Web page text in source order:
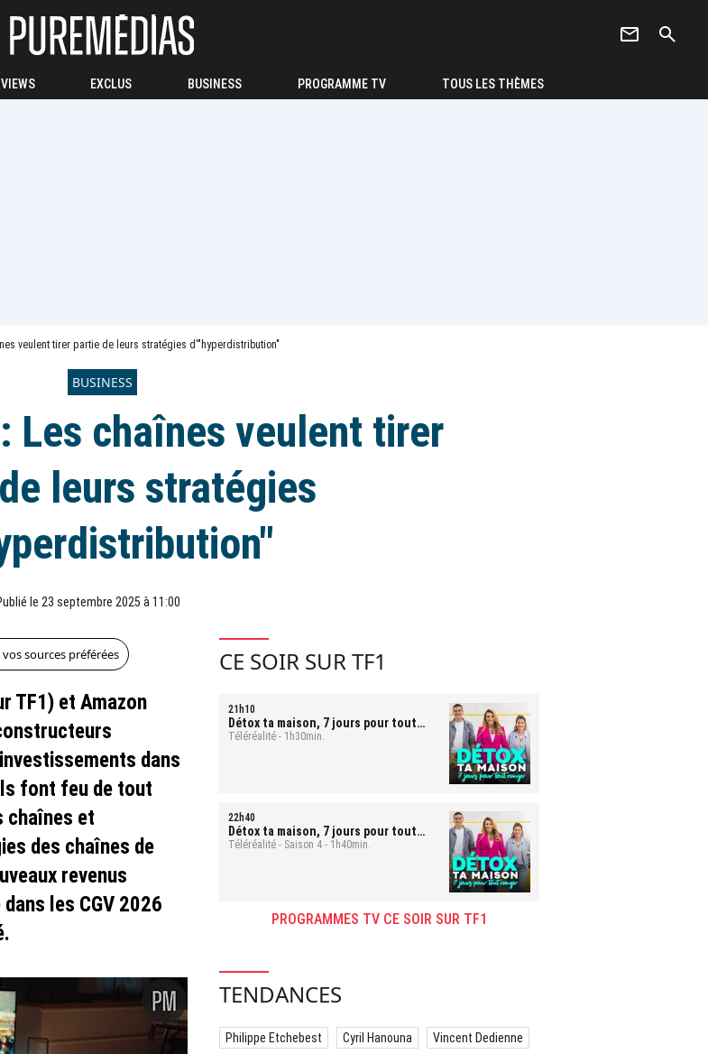
newsletter search
EXCLUS BUSINESS PROGRAMME TV TOUS LES THÈMES
veulent tirer partie de leurs stratégies d'"hyperdistribution"
BUSINESS
Les chaînes veulent tirer
leurs stratégies
le 23 septembre 2025 à 11:00
sources préférées
TF1) et Amazon
dans
font feu de tout
chaînes et
des chaînes de
revenus
les CGV 2026
CE SOIR SUR TF1
21h10
Détox ta maison, 7 jours pour tout
ranger - Mona et Bastien
Téléréalité - 1h30min.
22h40
Détox ta maison, 7 jours pour tout
ranger - Mauricio et ses filles
Téléréalité - Saison 4 - 1h40min.
PROGRAMMES TV CE SOIR SUR TF1
TENDANCES
Philippe Etchebest Cyril Hanouna Vincent Dedienne